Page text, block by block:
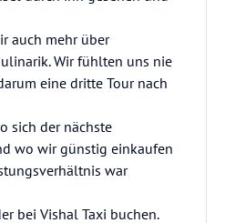
auch mehr über
Wir fühlten uns nie
eine dritte Tour nach
sich der nächste
wo wir günstig einkaufen
war
bei Vishal Taxi buchen.